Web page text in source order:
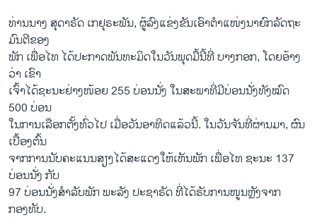
ທ່ານ​ນາງ ສຸ​ດາ​ຣັດ ເກ​ຢຸ​ຣະ​ພັນ, ຜູ້​ລົງ​ແຂ່ງ​ຂັນ​ເອົາ​ຕຳ​ແໜ່ງ​ນາ​ຍົກ​ລັດ​ຖະ​
ມົນ​ຕີ​ຂອງ
ພັກ ເພື່ອໄທ ໄດ້ປະກາດພັນທະມິດໃນວັນພຸດມື້ນີ້ທີ່ ບາງກອກ, ໂດຍອ້າງ
ວ່າ ເຂົາ
ເຈົ້າໄດ້ຊະນະຢ່າງໜ້ອຍ 255 ບ່ອນນັ່ງ ໃນສະພາທີ່ມີບ່ອນນັ່ງທັງໝົດ
500 ບ່ອນ
ໃນການເລືອກຕັ້ງທົ່ວໄປ ເມື່ອວັນອາທິດແລ້ວນີ້. ໃນວັນຈັນທີ່ຜ່ານມາ, ຜົນ
ເບື້ອງຕົ້ນ
ຈາກການນັບຄະແນນສຽງໄດ້ສະແດງໃຫ້ເຫັນພັກ ເພື່ອໄທ ຊະນະ 137
ບ່ອນນັ່ງ ກັບ
97 ບ່ອນນັ່ງສຳລັບພັກ ພະລັງ ປະຊາຣັດ ທີ່ໄດ້ຮັບການໜູນຫຼັງຈາກ
ກອງທັບ.